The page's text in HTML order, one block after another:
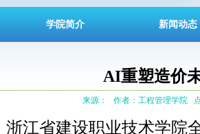
学院简介 新闻动态
AI重塑造价
来源： 作者：工程管理学院
浙江省建设职业技术学院